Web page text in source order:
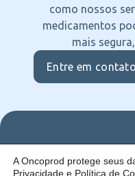
como nossos
medicamentos
mais
Entre em contato
A Oncoprod protege seus
Privacidade e Política de